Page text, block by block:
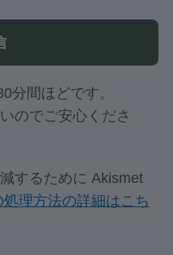
分間ほどです。
のでご安心くださ
するために Akismet
処理方法の詳細はこち